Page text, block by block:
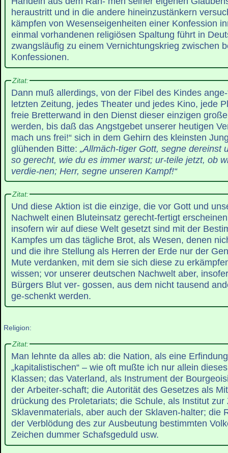
heraustritt und in die andere hineinzustänkern
kämpfen von Wesenseigenheiten einer Konfession
einmal vorhandenen religiösen Spaltung führt in
zwangsläufig zu einem Vernichtungskrieg zwischen
Konfessionen.
Zitat:
Dann muß allerdings, von der Fibel des Kindes
letzten Zeitung, jedes Theater und jedes Kino, jede
freie Bretterwand in den Dienst dieser einzigen
werden, bis daß das Angstgebet unserer heutigen
mach uns frei!“ sich in dem Gehirn des kleinsten
glühenden Bitte: „Allmäch-tiger Gott, segne dereinst
so gerecht, wie du es immer warst; ur-teile jetzt, ob
verdie-nen; Herr, segne unseren Kampf!“
Zitat:
Und diese Aktion ist die einzige, die vor Gott und
Nachwelt einen Bluteinsatz gerecht-fertigt
insofern wir auf diese Welt gesetzt sind mit der
Kampfes um das tägliche Brot, als Wesen, denen
und die ihre Stellung als Herren der Erde nur der
Mute verdanken, mit dem sie sich diese zu
wissen; vor unserer deutschen Nachwelt aber,
Bürgers Blut ver- gossen, aus dem nicht tausend
ge-schenkt werden.
Religion:
Zitat:
Man lehnte da alles ab: die Nation, als eine
„kapitalistischen“ – wie oft mußte ich nur allein
Klassen; das Vaterland, als Instrument der
der Arbeiter-schaft; die Autorität des Gesetzes als
drückung des Proletariats; die Schule, als Institut zur
Sklavenmaterials, aber auch der Sklaven-halter; die
der Verblödung des zur Ausbeutung bestimmten
Zeichen dummer Schafsgeduld usw.